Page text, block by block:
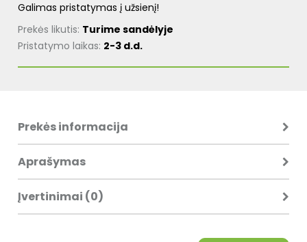
Galimas pristatymas į užsienį!
Prekės likutis: Turime sandėlyje
Pristatymo laikas: 2-3 d.d.
Prekės informacija
Aprašymas
Įvertinimai (0)